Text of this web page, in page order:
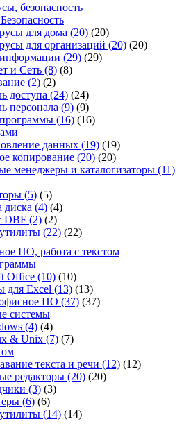
безопасность
для дома (20) (20)
для организаций (20) (20)
(29) (29)
и Сеть (8) (8)
(2) (2)
доступа (24) (24)
персонала (9) (9)
(16) (16)
данных (19) (19)
копирование (20) (20)
менеджеры и каталогизаторы (11)
(5) (5)
диска (4) (4)
DBF (2) (2)
(22) (22)
ПО, работа с текстом
Office (10) (10)
для Excel (13) (13)
ПО (37) (37)
системы
(4) (4)
& Unix (7) (7)
текста и речи (12) (12)
редакторы (20) (20)
(3) (3)
(6) (6)
(14) (14)